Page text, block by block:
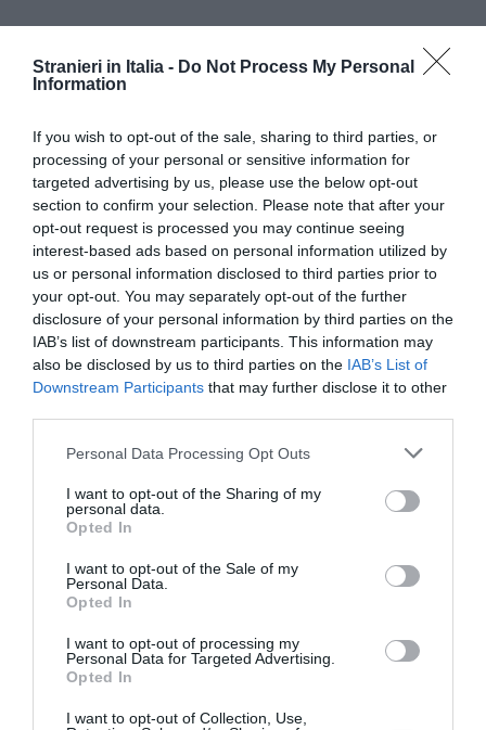
Stranieri in Italia - Do Not Process My Personal
Information
If you wish to opt-out of the sale, sharing to third parties, or
processing of your personal or sensitive information for
targeted advertising by us, please use the below opt-out
section to confirm your selection. Please note that after your
opt-out request is processed you may continue seeing
interest-based ads based on personal information utilized by
us or personal information disclosed to third parties prior to
your opt-out. You may separately opt-out of the further
disclosure of your personal information by third parties on the
IAB’s list of downstream participants. This information may
also be disclosed by us to third parties on the IAB’s List of
Downstream Participants that may further disclose it to other
Personal Data Processing Opt Outs
I want to opt-out of the Sharing of my
personal data.
Opted In
I want to opt-out of the Sale of my
Personal Data.
Opted In
I want to opt-out of processing my
Personal Data for Targeted Advertising.
Opted In
I want to opt-out of Collection, Use,
Il Sole 24 Ore
La rotta dei clandestini punta sulle città del
Nord
inToscana
Immigrazione, un bando per accogliere i minori
non accompagnati
VediArticolo precedente
Immigrazione, da Ue un quadro di vincoli e
Articolo seguente
Maroni: “Per noi non esiste la parola
TI POTREBBERO INTERESSARE
ANCHE: